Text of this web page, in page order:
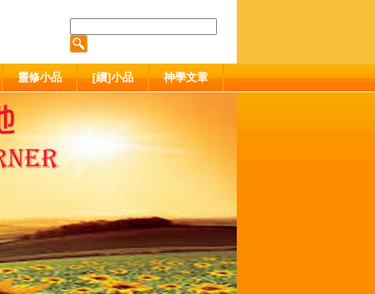
靈修小品 [續]小品 神學文章